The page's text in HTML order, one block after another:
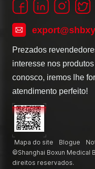
Prezados
interesse nos
conosco, iremos lhe
atendimento perfeito!
Mapa do site Blogue
©Shanghai Boxun Medical
direitos reservados.